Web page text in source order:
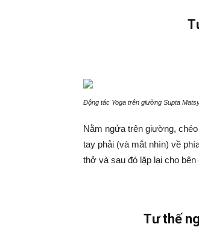
Động tác Yoga trên giường Supta
Nằm ngửa trên giường,
tay phải (và mắt nhìn) về
thở và sau đó lặp lại cho bên
Tư thế